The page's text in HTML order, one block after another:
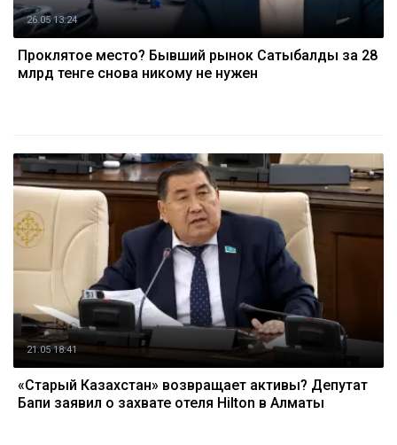
26.05 13:24
Проклятое место? Бывший рынок Сатыбалды за 28
млрд тенге снова никому не нужен
21.05 18:41
«Старый Казахстан» возвращает активы? Депутат
Бапи заявил о захвате отеля Hilton в Алматы